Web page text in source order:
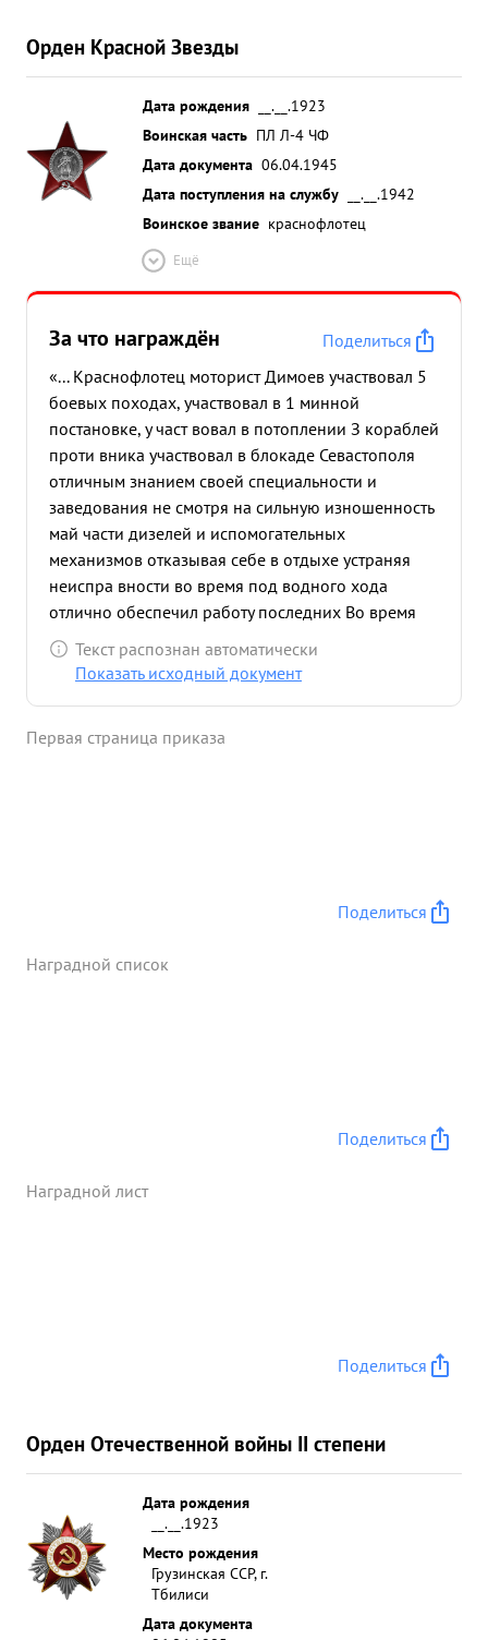
Орден Красной Звезды
Дата рождения
__.__.1923
Воинская часть ПЛ Л-4 ЧФ
Дата документа 06.04.1945
Дата поступления на службу
__.__.1942
Воинское звание краснофлотец
Ещё
За что награждён
Поделиться
«... Краснофлотец моторист Димоев участвовал 5
боевых походах, участвовал в 1 минной
постановке, у част вовал в потоплении З кораблей
проти вника участвовал в блокаде Севастополя
отличным знанием своей специальности и
заведования не смотря на сильную изношенность
май части дизелей и испомогательных
механизмов отказывая себе в отдыхе устраняя
неиспра вности во время под водного хода
отлично обеспечил работу последних Во время
боевых 1 соции косновский вел себя мужест
венно смело, подобает связу гер он ческого + как
Текст распознан автоматически
Показать исходный документ
Первая страница приказа
Поделиться
Наградной список
Поделиться
Наградной лист
Поделиться
Орден Отечественной войны II степени
Дата рождения
__.__.1923
Место рождения
Грузинская ССР, г.
Тбилиси
Дата документа